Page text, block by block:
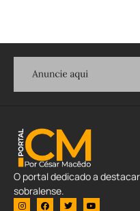
O portal dedicado a
sobralense.